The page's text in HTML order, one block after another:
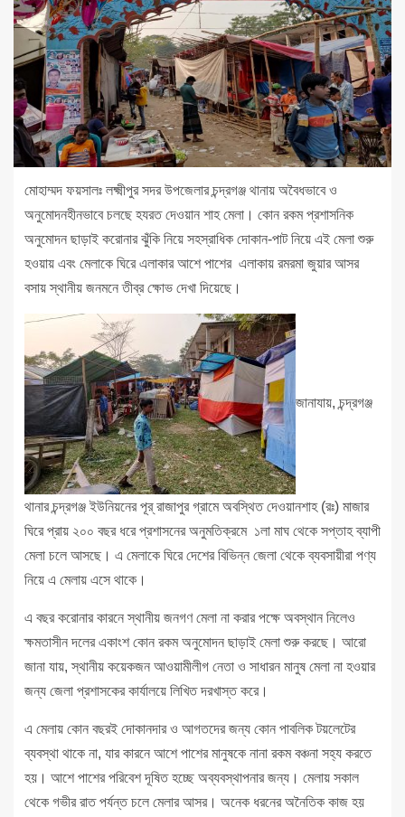
মোহাম্মদ ফয়সালঃ লক্ষ্মীপুর সদর উপজেলার চন্দ্রগঞ্জ থানায় অবৈধভাবে ও
অনুমোদনহীনভাবে চলছে হযরত দেওয়ান শাহ মেলা। কোন রকম প্রশাসনিক
অনুমোদন ছাড়াই করোনার ঝুঁকি নিয়ে সহস্রাধিক দোকান-পাট নিয়ে এই মেলা শুরু
হওয়ায় এবং মেলাকে ঘিরে এলাকার আশে পাশের এলাকায় রমরমা জুয়ার আসর
বসায় স্থানীয় জনমনে তীব্র ক্ষোভ দেখা দিয়েছে।
জানাযায়, চন্দ্রগঞ্জ
থানার চন্দ্রগঞ্জ ইউনিয়নের পূর্ রাজাপুর গ্রামে অবস্থিত দেওয়ানশাহ (রঃ) মাজার
ঘিরে প্রায় ২০০ বছর ধরে প্রশাসনের অনুমতিক্রমে ১লা মাঘ থেকে সপ্তাহ ব্যাপী
মেলা চলে আসছে। এ মেলাকে ঘিরে দেশের বিভিন্ন জেলা থেকে ব্যবসায়ীরা পণ্য
নিয়ে এ মেলায় এসে থাকে।
এ বছর করোনার কারনে স্থানীয় জনগণ মেলা না করার পক্ষে অবস্থান নিলেও
ক্ষমতাসীন দলের একাংশ কোন রকম অনুমোদন ছাড়াই মেলা শুরু করছে। আরো
জানা যায়, স্থানীয় কয়েকজন আওয়ামীলীগ নেতা ও সাধারন মানুষ মেলা না হওয়ার
জন্য জেলা প্রশাসকের কার্যালয়ে লিখিত দরখাস্ত করে।
এ মেলায় কোন বছরই দোকানদার ও আগতদের জন্য কোন পাবলিক টয়লেটের
ব্যবস্থা থাকে না, যার কারনে আশে পাশের মানুষকে নানা রকম বঞ্চনা সহ্য করতে
হয়। আশে পাশের পরিবেশ দূষিত হচ্ছে অব্যবস্থাপনার জন্য। মেলায় সকাল
থেকে গভীর রাত পর্যন্ত চলে মেলার আসর। অনেক ধরনের অনৈতিক কাজ হয়